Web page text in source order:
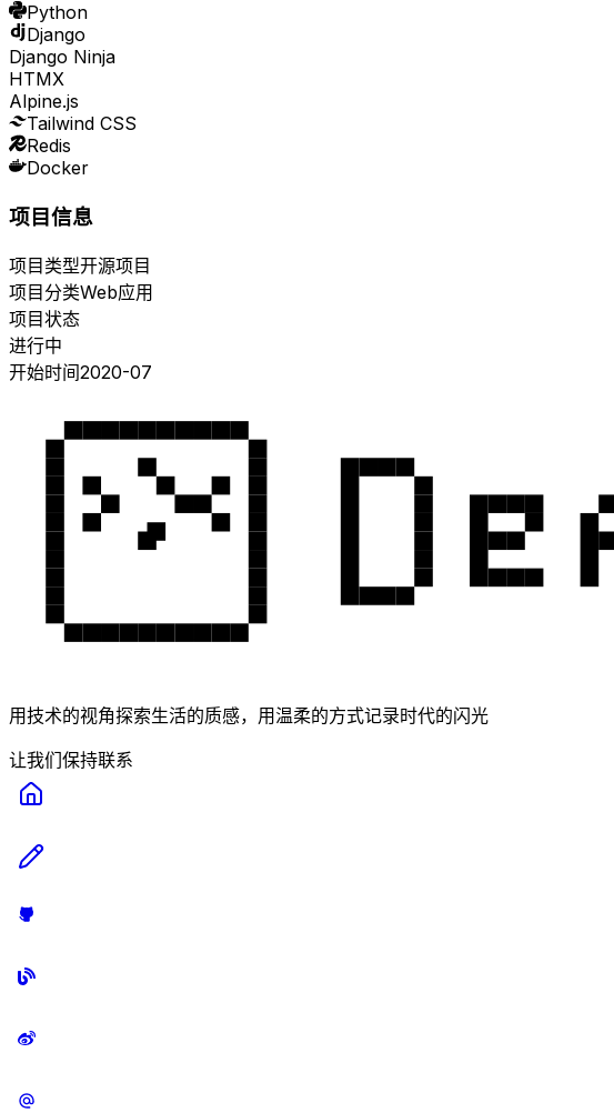
Python
Django
Django Ninja
HTMX
Alpine.js
Tailwind CSS
Redis
Docker
项目信息
项目类型开源项目
项目分类Web应用
项目状态
进行中
开始时间2020-07
用技术的视角探索生活的质感，用温柔的方式记录时代的闪光
让我们保持联系